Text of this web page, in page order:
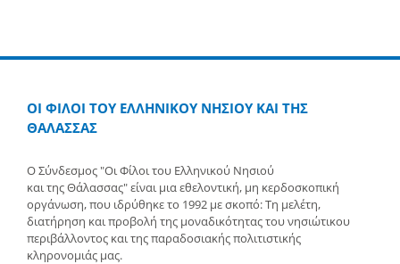
ΟΙ ΦΙΛΟΙ ΤΟΥ ΕΛΛΗΝΙΚΟΥ ΝΗΣΙΟΥ ΚΑΙ ΤΗΣ
ΘΑΛΑΣΣΑΣ
Ο Σύνδεσμος "Οι Φίλοι του Ελληνικού Νησιού
και της Θάλασσας" είναι μια εθελοντική, μη κερδοσκοπική
οργάνωση, που ιδρύθηκε το 1992 με σκοπό: Τη μελέτη,
διατήρηση και προβολή της μοναδικότητας του νησιώτικου
περιβάλλοντος και της παραδοσιακής πολιτιστικής
κληρονομιάς μας.